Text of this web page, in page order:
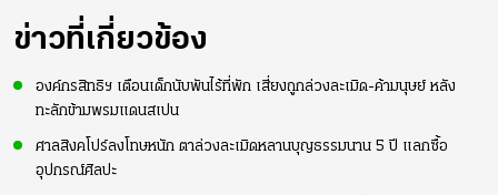
ข่าวที่เกี่ยวข้อง
องค์กรสิทธิฯ เตือนเด็กนับพันไร้ที่พัก เสี่ยงถูกล่วงละเมิด-ค้ามนุษย์ หลัง
ทะลักข้ามพรมแดนสเปน
ศาลสิงคโปร์ลงโทษหนัก ตาล่วงละเมิดหลานบุญธรรมนาน 5 ปี แลกซื้อ
อุปกรณ์ศิลปะ